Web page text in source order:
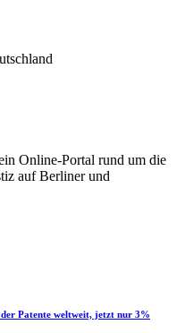
Online-Portal rund um die
auf Berliner und
Patente weltweit, jetzt nur 3%